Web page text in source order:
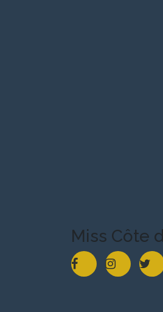
Miss Côte